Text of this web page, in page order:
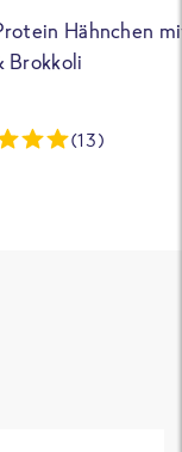
Hähnchen
Brokkoli
(13)